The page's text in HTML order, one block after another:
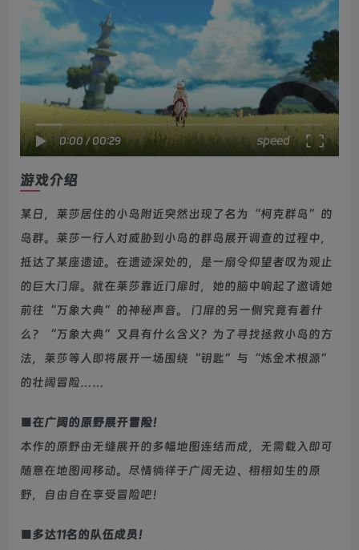
0:00 /00:29 speed
游戏介绍
某日，莱莎居住的小岛附近突然出现了名为“柯克群岛”的
岛群。莱莎一行人对威胁到小岛的群岛展开调查的过程中，
抵达了某座遗迹。在遗迹深处的，是一扇令仰望者叹为观止
的巨大门扉。就在莱莎靠近门扉时，她的脑中响起了邀请她
前往“万象大典”的神秘声音。 门扉的另一侧究竟有着什
么？“万象大典”又具有什么含义？为了寻找拯救小岛的方
法，莱莎等人即将展开一场围绕“钥匙”与“炼金术根源”
的壮阔冒险……
■在广阔的原野展开冒险！
本作的原野由无缝展开的多幅地图连结而成，无需载入即可
随意在地图间移动。尽情徜徉于广阔无边、栩栩如生的原
野，自由自在享受冒险吧！
■多达11名的队伍成员！